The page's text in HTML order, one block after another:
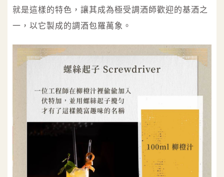
就是這樣的特色，讓其成為極受調酒師歡迎的基酒之
一，以它製成的調酒包羅萬象。